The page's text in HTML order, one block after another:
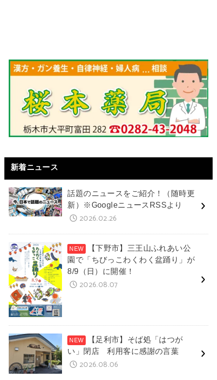
新着ニュース
話題のニュースをご紹介！（随時更
新）※GoogleニュースRSSより
2026.02.26
【下野市】三王山ふれあい公
園で「ちびっこわくわく盆踊り」が
8/9（日）に開催！
2026.08.07
【足利市】そば処「はつが
い」閉店 利用客に感謝の言葉
2026.08.06